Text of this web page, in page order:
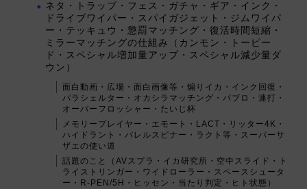
ネタ・トラップ・フェス・ガチャ・ギア・インク・
ドライブワイパー・スパイガジェット・ジムワイパ
ー・テッキュウ・懲罰マッチング・復活時間短縮・
ミラーマッチングの仕組み（カンモン・トーピー
ド・スペシャル増加量アップ・スペシャル減少量ダ
ウン）
面白動画・広場・面白画像等・煽りイカ・インク回復・
パラシェルター・オカシラマッチング・パブロ・連打・
オーバーフロッシャー・たいじ杯
メモリープレイヤー・エモート・LACT・リッター4K・
ハイドラント・バレルスピナー・ラクト等・スーパーサ
ザエの使い道
話題のこと（AVスプラ・イカ研究所・空中スライド・ト
ライストリンガー・ワイドローラー・スペースシュータ
ー・R-PEN/5H・ヒッセン・当たり判定・ヒト状態）